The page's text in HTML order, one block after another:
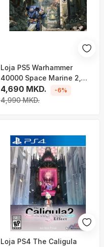
Loja PS5 Warhammer
40000 Space Marine 2,
aksion, për të rritur
4,690 MKD.
4,990 MKD.
-6%
Loja PS4 The Caligula